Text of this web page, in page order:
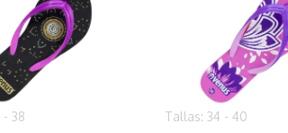
- 38 Tallas: 34 - 40